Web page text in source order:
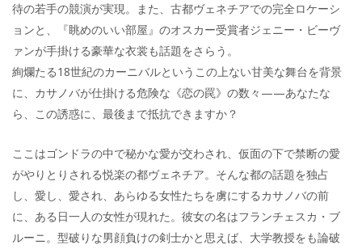
待の若手の競演が実現。また、古都ヴェネチアでの完全ロケーシ
ョンと、『眺めのいい部屋』のオスカー受賞者ジェニー・ビーヴ
ァンが手掛ける豪華な衣裳も話題をさらう。
絢爛たる18世紀のカーニバルというこの上ない甘美な舞台を背景
に、カサノバが仕掛ける危険な《恋の罠》の数々——あなたな
ら、この誘惑に、最後まで抵抗できますか？
ここはゴンドラの中で秘かな愛が交わされ、仮面の下で禁断の愛
がやりとりされる悦楽の都ヴェネチア。そんな都の話題を独占
し、愛し、愛され、あらゆる女性たちを虜にするカサノバの前
に、ある日一人の女性が現れた。彼女の名はフランチェスカ・ブ
ルーニ。型破りな男顔負けの剣士かと思えば、大学教授をも論破